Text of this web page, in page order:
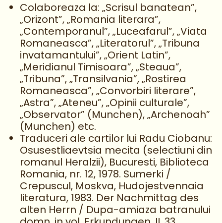
Colaboreaza la: „Scrisul banatean”,
„Orizont”, „Romania literara”,
„Contemporanul”, „Luceafarul”, „Viata
Romaneasca”, „Literatorul”, „Tribuna
invatamantului”, „Orient Latin”,
„Meridianul Timisoara”, „Steaua”,
„Tribuna”, „Transilvania”, „Rostirea
Romaneasca”, „Convorbiri literare”,
„Astra”, „Ateneu”, „Opinii culturale”,
„Observator” (Munchen), „Archenoah”
(Munchen) etc.
Traduceri ale cartilor lui Radu Ciobanu:
Osusestliaevtsia mecita (selectiuni din
romanul Heralzii), Bucuresti, Biblioteca
Romania, nr. 12, 1978. Sumerki /
Crepuscul, Moskva, Hudojestvennaia
literatura, 1983. Der Nachmittag des
alten Herrn / Dupa-amiaza batranului